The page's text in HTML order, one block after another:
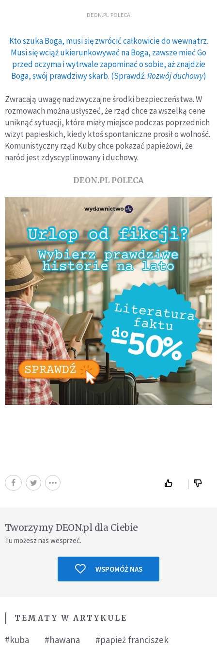
DEON.PL POLECA
Kto szuka Boga, musi się zwrócić całkowicie do wewnątrz.
Musi się wciąż ukierunkowywać na Boga, zawsze mieć Go
przed oczyma i wytrwale zapominać o sobie, aż znajdzie
Boga, swój prawdziwy skarb. (Sprawdź:Rozwój duchowy)
Zwracają uwagę nadzwyczajne środki bezpieczeństwa. W
rozmowach można usłyszeć, że rząd chce za wszelką cene
uniknąć sytuacji, które miały miejsce podczas poprzednich
wizyt papieskich, kiedy ktoś spontaniczne prosił o wolność.
Komunistyczny rząd Kuby chce pokazać papieżowi, że
naród jest zdyscyplinowany i duchowy.
DEON.PL POLECA
Tworzymy DEON.pl dla Ciebie
Tu możesz nas wesprzeć.
WSPOMÓŻ NAS
TEMATY W ARTYKULE
#kuba #hawana
#papież franciszek